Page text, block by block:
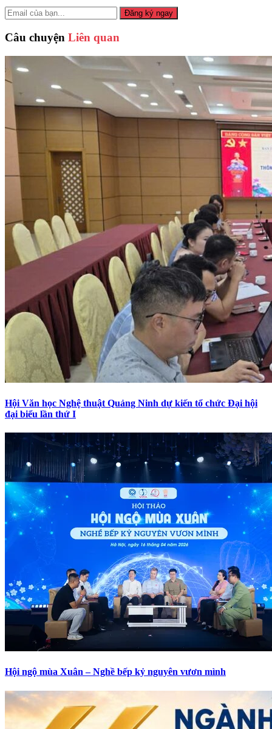
Đăng ký ngay
Câu chuyện Liên quan
Hội Văn học Nghệ thuật Quảng Ninh dự kiến tổ chức Đại hội
đại biểu lần thứ I
Hội ngộ mùa Xuân – Nghề bếp kỷ nguyên vươn mình